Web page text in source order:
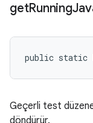
getRunning
public static
Geçerli test
döndürür.